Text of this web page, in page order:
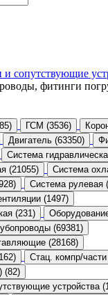
и сопутствующие
фитинги
ГСМ (3536)
Двигатель (63350)
Система
(21055)
Система
Система рулевая
(1497)
(231)
(69381)
(28168)
Стац. компр/
(82)
устройства